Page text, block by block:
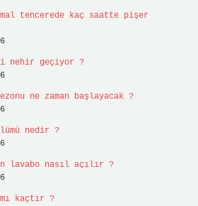
tencerede kaç saatte pişer
nehir geçiyor ?
ne zaman başlayacak ?
nedir ?
lavabo nasıl açılır ?
kaçtır ?